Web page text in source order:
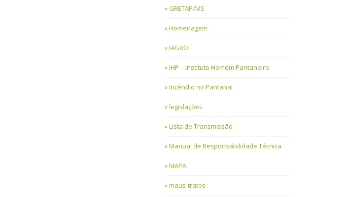
GRETAP/MS
Homenagem
IAGRO
IHP – Instituto Homem Pantaneiro
Incêndio no Pantanal
legislações
Lista de Transmissão
Manual de Responsabilidade Técnica
MAPA
maus-tratos